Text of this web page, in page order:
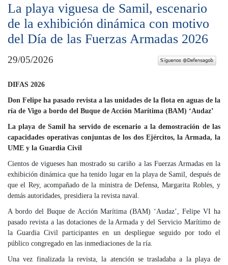
La playa viguesa de Samil, escenario
de la exhibición dinámica con motivo
del Día de las Fuerzas Armadas 2026
29/05/2026
DIFAS 2026
Don Felipe ha pasado revista a las unidades de la flota en aguas de la
ría de Vigo a bordo del Buque de Acción Marítima (BAM) ‘Audaz’
La playa de Samil ha servido de escenario a la demostración de las
capacidades operativas conjuntas de los dos Ejércitos, la Armada, la
UME y la Guardia Civil
Cientos de vigueses han mostrado su cariño a las Fuerzas Armadas en la
exhibición dinámica que ha tenido lugar en la playa de Samil, después de
que el Rey, acompañado de la ministra de Defensa, Margarita Robles, y
demás autoridades, presidiera la revista naval.
A bordo del Buque de Acción Marítima (BAM) ‘Audaz’, Felipe VI ha
pasado revista a las dotaciones de la Armada y del Servicio Marítimo de
la Guardia Civil participantes en un despliegue seguido por todo el
público congregado en las inmediaciones de la ría.
Una vez finalizada la revista, la atención se trasladaba a la playa de